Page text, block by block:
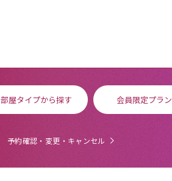
部屋タイプから探す 会員限定プラン
予約確認・変更・キャンセル